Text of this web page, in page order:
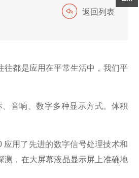
返回列表
往都是应用在平常生活中，我们平
音响、数字多种显示方式。体积
应用了先进的数字信号处理技术和
测，在大屏幕液晶显示屏上准确地